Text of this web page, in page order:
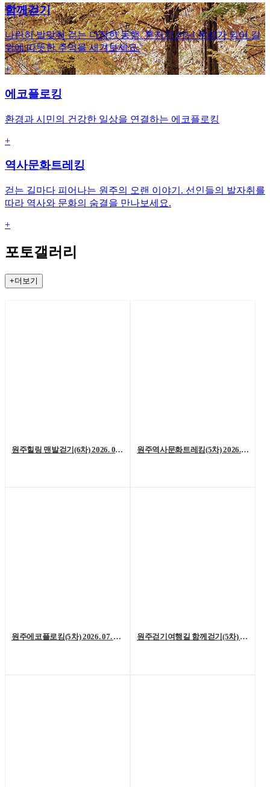
함께걷기
나란히 발맞춰 걷는 다정한 동행. 혼자가 아닌 우리가 되어 길
위에 따뜻한 추억을 새겨보세요.
+
에코플로킹
환경과 시민의 건강한 일상을 연결하는 에코플로킹
+
역사문화트레킹
걷는 길마다 피어나는 원주의 오랜 이야기. 선인들의 발자취를
따라 역사와 문화의 숨결을 만나보세요.
+
포토갤러리
+더보기
원주힐링 맨발걷기(6차) 2026. 08. 01. (토) 원주역사문화트레킹(5차) 2026. 07. 25.(토)
원주에코플로킹(5차) 2026. 07. 18. (토) 원주걷기여행길 함께걷기(5차) 2026. 7. 11.(토)